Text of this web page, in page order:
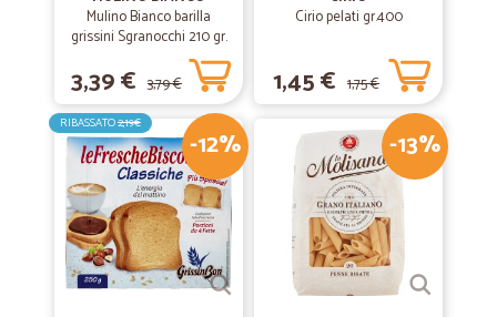
Mulino Bianco barilla
grissini Sgranocchi 210 gr.
3,39 € 3,79 €
Cirio pelati gr.400
1,45 € 1,75 €
-12%
RIBASSATO2,19€
-13%